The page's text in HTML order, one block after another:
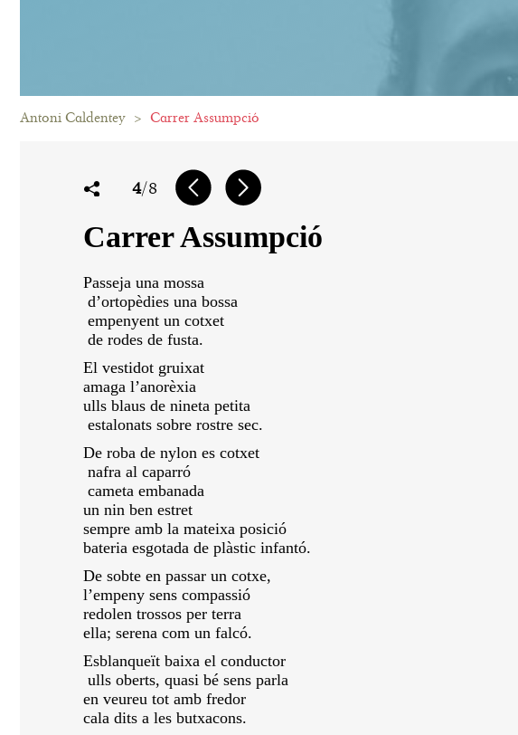
Antoni Caldentey > Carrer Assumpció
4/8
Carrer Assumpció
Passeja una mossa
d’ortopèdies una bossa
empenyent un cotxet
de rodes de fusta.
El vestidot gruixat
amaga l’anorèxia
ulls blaus de nineta petita
estalonats sobre rostre sec.
De roba de nylon es cotxet
nafra al caparró
cameta embanada
un nin ben estret
sempre amb la mateixa posició
bateria esgotada de plàstic infantó.
De sobte en passar un cotxe,
l’empeny sens compassió
redolen trossos per terra
ella; serena com un falcó.
Esblanqueït baixa el conductor
ulls oberts, quasi bé sens parla
en veureu tot amb fredor
cala dits a les butxacons.